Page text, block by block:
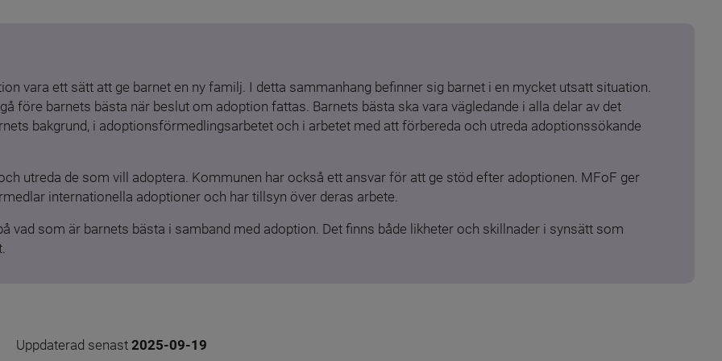
vara ett sätt att ge barnet en ny familj. I detta sammanhang befinner sig barnet i en mycket utsatt situation.
före barnets bästa när beslut om adoption fattas. Barnets bästa ska vara vägledande i alla delar av det
bakgrund, i adoptionsförmedlingsarbetet och i arbetet med att förbereda och utreda adoptionssökande
utreda de som vill adoptera. Kommunen har också ett ansvar för att ge stöd efter adoptionen. MFoF ger
internationella adoptioner och har tillsyn över deras arbete.
vad som är barnets bästa i samband med adoption. Det finns både likheter och skillnader i synsätt som
Uppdaterad senast 2025-09-19